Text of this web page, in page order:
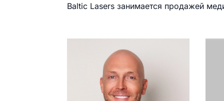
Baltic Lasers занимается продажей